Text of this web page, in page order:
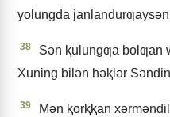
yolungda
38
Sǝn ⱪulungƣa bolƣan
Xuning bilǝn hǝⱪlǝr
39
Mǝn ⱪorⱪⱪan